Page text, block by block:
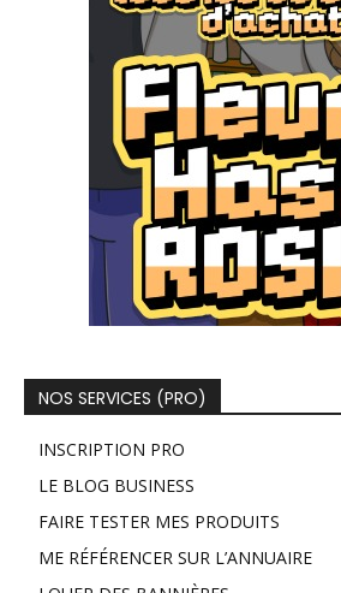
NOS SERVICES (PRO)
INSCRIPTION PRO
LE BLOG BUSINESS
FAIRE TESTER MES PRODUITS
ME RÉFÉRENCER SUR L’ANNUAIRE